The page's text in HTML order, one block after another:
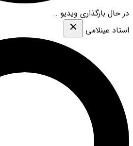
در حال بارگذاری ویدیو...
استاد عینلامی